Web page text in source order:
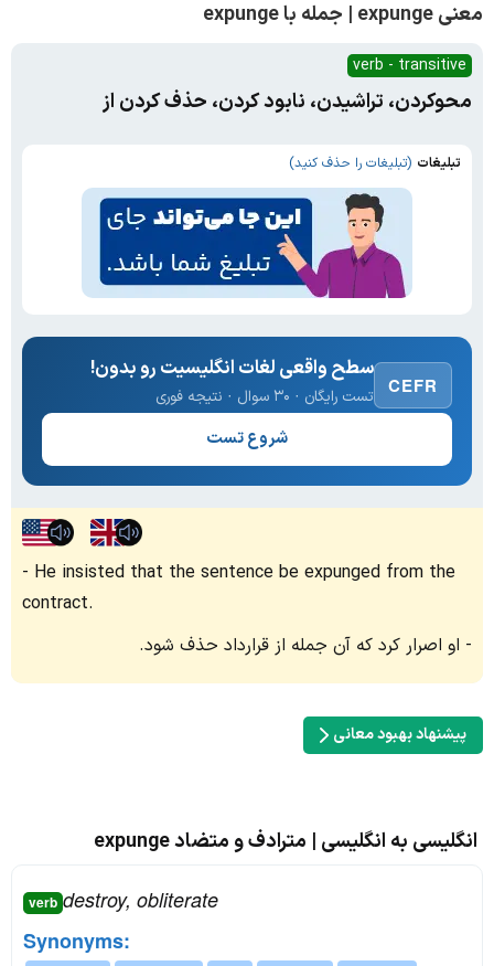
معنی expunge | جمله با expunge
verb - transitive
محوکردن، تراشیدن، نابود کردن، حذف کردن از
تبلیغات (تبلیغات را حذف کنید)
CEFR
سطح واقعی لغات انگلیسیت رو بدون!
تست رایگان · ۳۰ سوال · نتیجه فوری
شروع تست
He insisted that the sentence be expunged from the
contract.
او اصرار کرد که آن جمله از قرارداد حذف شود.
پیشنهاد بهبود معانی
انگلیسی به انگلیسی | مترادف و متضاد expunge
verb destroy, obliterate
Synonyms: